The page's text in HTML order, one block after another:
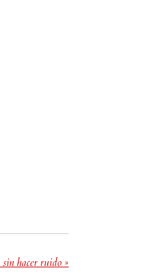
hacer ruido »